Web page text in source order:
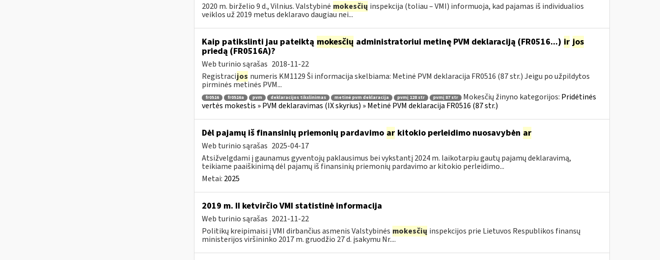
2020 m. birželio 9 d., Vilnius. Valstybinė mokesčių inspekcija (toliau – VMI) informuoja, kad pajamas iš individualios
veiklos už 2019 metus deklaravo daugiau nei...
Kaip patikslinti jau pateiktą mokesčių administratoriui metinę PVM deklaraciją (FR0516...) ir jos
priedą (FR0516A)?
Web turinio sąrašas 2018-11-22
Registracijos numeris KM1129 Ši informacija skelbiama: Metinė PVM deklaracija FR0516 (87 str.) Jeigu po užpildytos
pirminės metinės PVM...
fr0516 fr0516a pvm deklaracijos tikslinimas metinė pvm deklaracija pvmį 128 str pvmį 87 str Mokesčių žinyno kategorijos: Pridėtinės
vertės mokestis » PVM deklaravimas (IX skyrius) » Metinė PVM deklaracija FR0516 (87 str.)
Dėl pajamų iš finansinių priemonių pardavimo arkitokio perleidimo nuosavybėn ar
Web turinio sąrašas 2025-04-17
Atsižvelgdami į gaunamus gyventojų paklausimus bei vykstantį 2024 m. laikotarpiu gautų pajamų deklaravimą,
teikiame paaiškinimą dėl pajamų iš finansinių priemonių pardavimo ar kitokio perleidimo...
Metai: 2025
2019 m. II ketvirčio VMI statistinė informacija
Web turinio sąrašas 2021-11-22
Politikų kreipimaisi į VMI dirbančius asmenis Valstybinės mokesčių inspekcijos prie Lietuvos Respublikos finansų
ministerijos viršininko 2017 m. gruodžio 27 d. įsakymu Nr....